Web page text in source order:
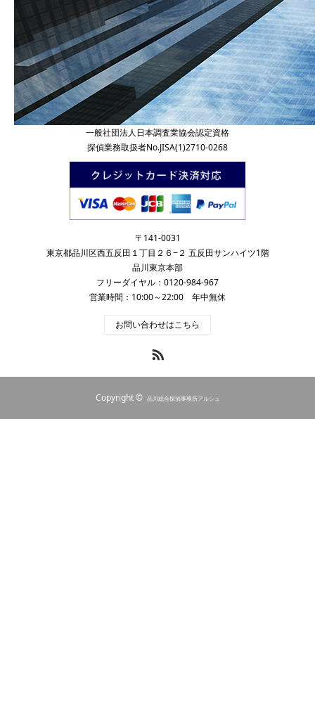
一般社団法人日本調査業協会認定資格
探偵業務取扱者No.JISA(1)2710-0268
〒141-0031
東京都品川区西五反田１丁目２６−２ 五反田サンハイツ1階
品川東京本部
フリーダイヤル：0120-984-967
営業時間：10:00～22:00 年中無休
お問い合わせはこちら
Copyright © 品川総合探偵事務所アルシュ